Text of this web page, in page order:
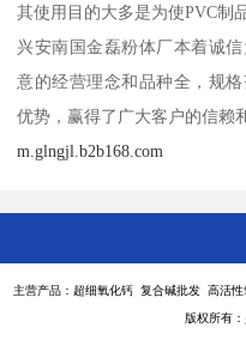
其使用目的大多是为使PVC制
兴安南国金磊粉体厂本着诚
意的经营理念和品种全，规
优势，赢得了广大客户的信赖
m.glngjl.b2b168.com
主营产品：超细氧化钙 复合碱批发 高活
版权所有